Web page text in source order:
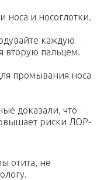
носа и носоглотки.
каждую
вторую пальцем.
промывания носа
доказали, что
риски ЛОР-
отита, не